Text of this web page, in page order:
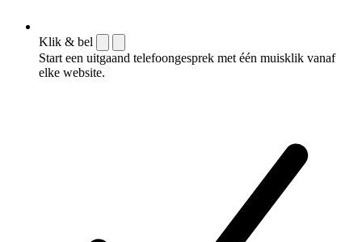
Klik & bel
Start een uitgaand telefoongesprek met één muisklik vanaf
elke website.